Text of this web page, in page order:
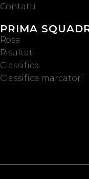
Contatti
PRIMA
Rosa
Risultati
Classifica
Classifica marcatori